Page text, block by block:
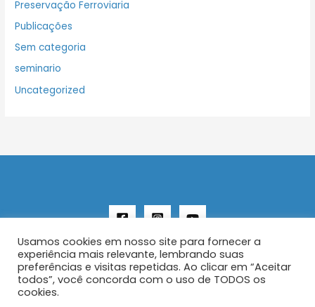
Preservação Ferroviaria
Publicações
Sem categoria
seminario
Uncategorized
Copyright © 2026 AENFER
Usamos cookies em nosso site para fornecer a
experiência mais relevante, lembrando suas
preferências e visitas repetidas. Ao clicar em “Aceitar
todos”, você concorda com o uso de TODOS os
cookies.